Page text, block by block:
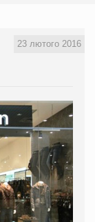
23 лютого 2016